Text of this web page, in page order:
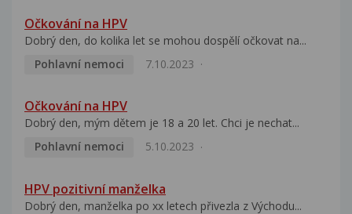
Očkování na HPV
Dobrý den, do kolika let se mohou dospělí očkovat na...
Pohlavní nemoci
7.10.2023
Očkování na HPV
Dobrý den, mým dětem je 18 a 20 let. Chci je nechat...
Pohlavní nemoci
5.10.2023
HPV pozitivní manželka
Dobrý den, manželka po xx letech přivezla z Východu...